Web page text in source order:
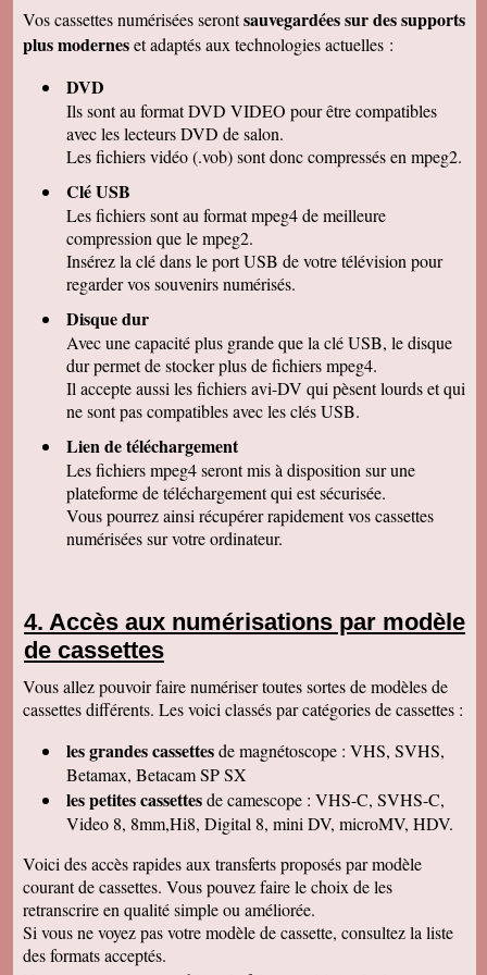
bonne qualité. Cordialement
Marcel G
numerisées. c'est vraiment un beau résultat.
René DR
Nous avons testé : tout semble bon et la
récupération sur Final Cut Pro X fonctionne.
Margot P
Studio très compétent, efficace, sympathique et
arrangeant à prix bon marché, je recommande
vivement !
Christian R
NOUS VENONS DE VISIONNER NOS FILMS
ET TENONS A VOUS REMERCIER POUR
VOTRE :
-ACCUEIL
-QUALITE DE TRAVAIL
-PROFESSIONNALISME
François M
C'est avec grand plaisir que j'ai revécu mon
passage professionnel à Séville, grace à votre
duplication VHS/USB recue ce matin.
Permettez moi de vous féliciter pour la qualité
de votre travail. Je ne manquerai pas de parler
de vous. Bonne soirée.
par votre société, j'ai décidé de vous confier les
miennes. Après avoir reçu ma commande, j'ai
été de nouveau bluffée par la qualité des
parlerai de vous si l'occasion se présente.
Cordialement.
Merci beaucoup et félicitations pour le suivi de
vos clients. Je ne manquerai pas de vous
contacter pour vous donner des nouvelles.
Cordialement
Chantal S
beau souvenir de mes parents merci beaucoup
tres cordialement
Jean V
Toutes mes felicitations. Tout est parfait :
accueil, suivi, traitement et résultat de mes
transferts de cassettes vhs. Merci merci ! A très
Vos cassettes numérisées serontsauvegardées sur des supports
plus moderneset adaptés aux technologies actuelles :
DVD
Ils sont au format DVD VIDEO pour être compatibles
avec les lecteurs DVD de salon.
Les fichiers vidéo (.vob) sont donc compressés en mpeg2.
Clé USB
Les fichiers sont au format mpeg4 de meilleure
compression que le mpeg2.
Insérez la clé dans le port USB de votre télévision pour
regarder vos souvenirs numérisés.
Disque dur
Avec une capacité plus grande que la clé USB, le disque
dur permet de stocker plus de fichiers mpeg4.
Il accepte aussi les fichiers avi-DV qui pèsent lourds et qui
ne sont pas compatibles avec les clés USB.
Lien de téléchargement
Les fichiers mpeg4 seront mis à disposition sur une
plateforme de téléchargement qui est sécurisée.
Vous pourrez ainsi récupérer rapidement vos cassettes
numérisées sur votre ordinateur.
Accès aux numérisations par modèle
de cassettes
Vous allez pouvoir faire numériser toutes sortes de modèles de
cassettes différents. Les voici classés par catégories de cassettes :
les grandes cassettesde magnétoscope : VHS, SVHS,
Betamax, Betacam SP SX
les petites cassettesde camescope : VHS-C, SVHS-C,
Video 8, 8mm,Hi8, Digital 8, mini DV, microMV, HDV.
Voici des accès rapides aux transferts proposés par modèle
courant de cassettes. Vous pouvez faire le choix de les
retranscrire en qualité simple ou améliorée.
Si vous ne voyez pas votre modèle de cassette, consultez la liste
des formats acceptés.